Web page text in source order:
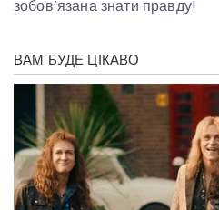
зобов’язана знати правду!